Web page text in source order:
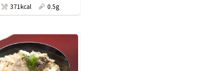
371kcal 0.5g